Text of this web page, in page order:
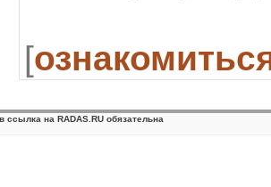
[
ссылка на RADAS.RU обязательна